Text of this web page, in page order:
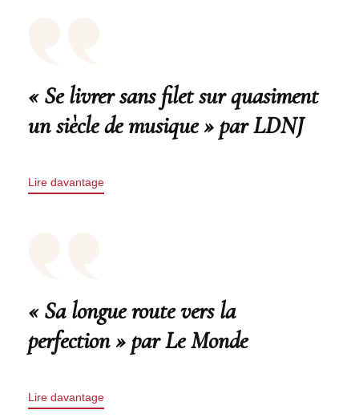
« Se livrer sans filet sur quasiment
un siècle de musique » par LDNJ
Lire davantage
« Sa longue route vers la
perfection » par Le Monde
Lire davantage